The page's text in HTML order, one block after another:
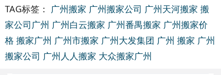
TAG标签： 广州搬家 广州搬家公司 广州天河搬家 搬
家公司广州 广州白云搬家 广州番禺搬家 广州搬家价
格 搬家广州 广州市搬家 广州大发集团 广州 搬家 广州
搬家公司 广州人人搬家 大众搬家广州